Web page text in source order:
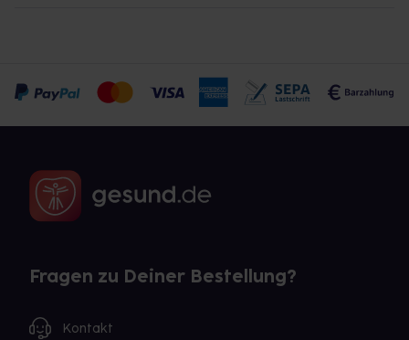
Fragen zu Deiner Bestellung?
Kontakt